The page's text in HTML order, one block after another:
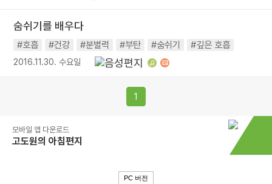
숨쉬기를 배우다
#호흡 #건강 #분별력 #부탄 #숨쉬기 #깊은 호흡
2016.11.30. 수요일
1
모바일 앱 다운로드
고도원의 아침편지
PC 버전